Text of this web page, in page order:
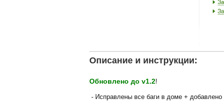
Описание и инструкции:
Обновлено до v1.2!
- Исправлены все баги в доме + добавлено